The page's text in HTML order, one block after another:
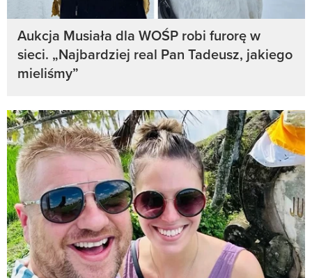
Aukcja Musiała dla WOŚP robi furorę w
sieci. „Najbardziej real Pan Tadeusz, jakiego
mieliśmy”